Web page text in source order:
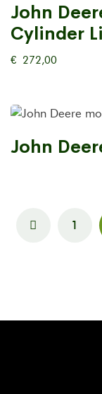
John
Cylinder
€ 272,00
John
1